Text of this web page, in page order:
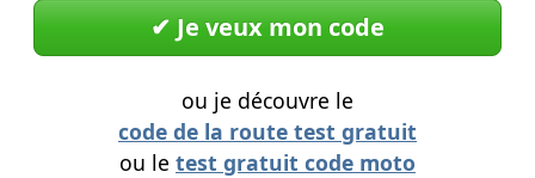
✔︎ Je veux mon code
ou je découvre le
code de la route test gratuit
ou le test gratuit code moto